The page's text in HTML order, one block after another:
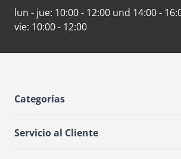
lun - jue: 10:00 - 12:00 und 14:00 -
vie: 10:00 - 12:00
Categorías
Servicio al Cliente